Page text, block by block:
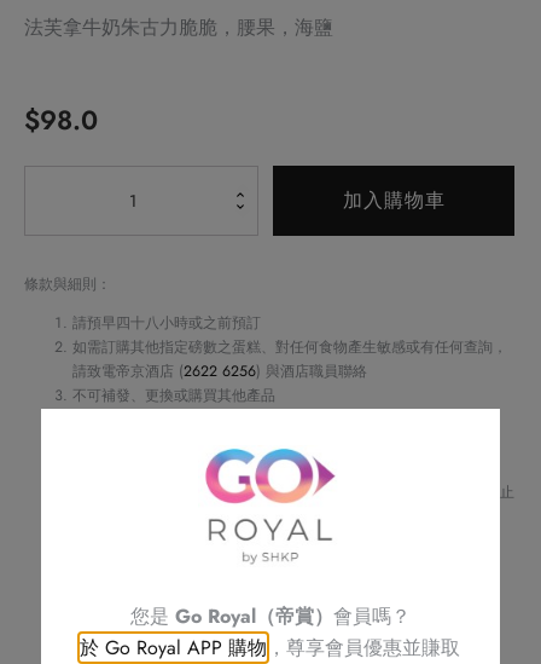
法芙拿牛奶朱古力脆脆，腰果，海鹽
$98.0
數
加入購物車
條款與細則：
請預早四十八小時或之前預訂
如需訂購其他指定磅數之蛋糕、對任何食物產生敏感或有任何查詢，
請致電帝京酒店 (2622 6256) 與酒店職員聯絡
不可補發、更換或購買其他產品
訂單一經確認，不可更改、取消或退款
請務必檢查所填資料，以確保交易快捷及順利
Royal Delights by Royal Hotels 保留修改優惠條款及細則、更改或終止
此優惠之權利，恕不另行通知
如有任何爭議，Royal Delights by Royal Hotels 保留最終決定權
您是 Go Royal（帝賞） 會員嗎？
於 Go Royal APP 購物 ，尊享會員優惠並賺取